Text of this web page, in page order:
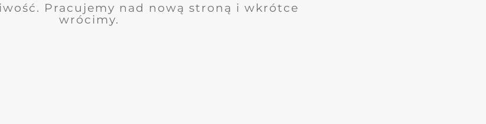
Pracujemy nad nową stroną i wkrótce
wrócimy.